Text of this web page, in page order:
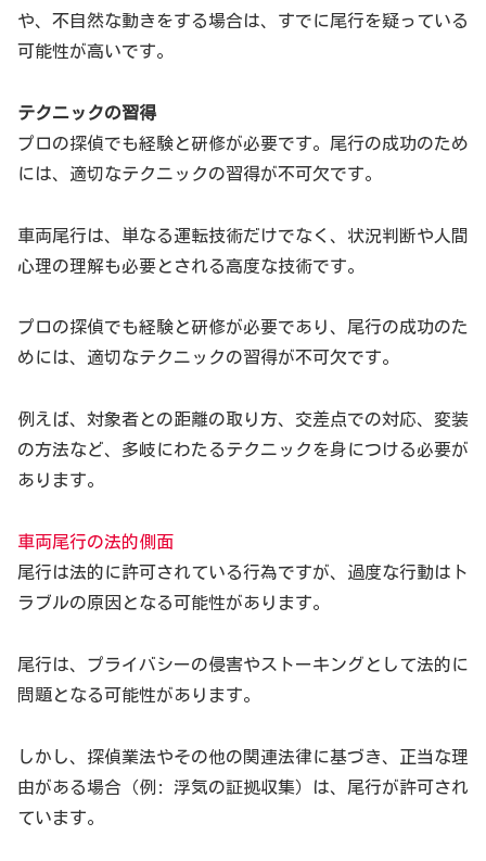
や、不自然な動きをする場合は、すでに尾行を疑っている
可能性が高いです。
テクニックの習得
プロの探偵でも経験と研修が必要です。尾行の成功のため
には、適切なテクニックの習得が不可欠です。
車両尾行は、単なる運転技術だけでなく、状況判断や人間
心理の理解も必要とされる高度な技術です。
プロの探偵でも経験と研修が必要であり、尾行の成功のた
めには、適切なテクニックの習得が不可欠です。
例えば、対象者との距離の取り方、交差点での対応、変装
の方法など、多岐にわたるテクニックを身につける必要が
あります。
車両尾行の法的側面
尾行は法的に許可されている行為ですが、過度な行動はト
ラブルの原因となる可能性があります。
尾行は、プライバシーの侵害やストーキングとして法的に
問題となる可能性があります。
しかし、探偵業法やその他の関連法律に基づき、正当な理
由がある場合（例: 浮気の証拠収集）は、尾行が許可され
ています。